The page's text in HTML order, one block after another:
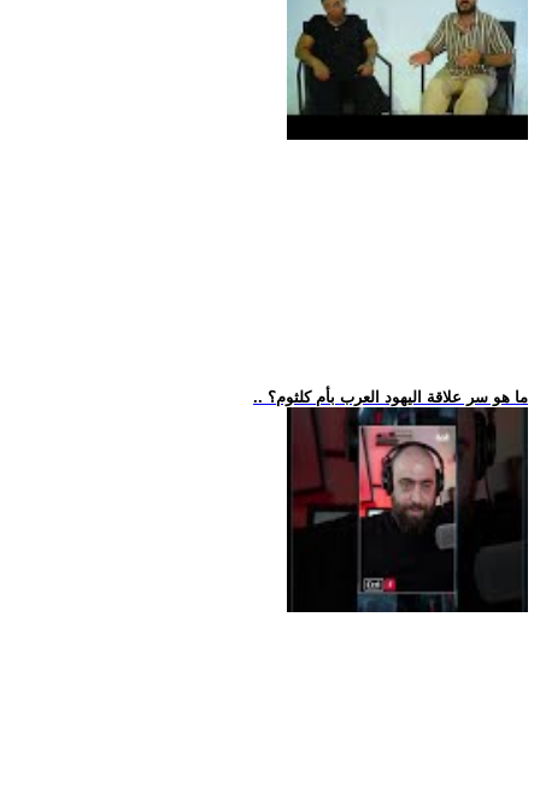
.. ما هو سر علاقة اليهود العرب بأم كلثوم؟